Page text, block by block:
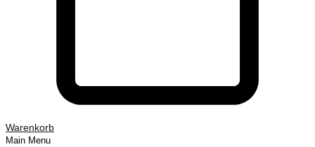
Warenkorb
Main Menu